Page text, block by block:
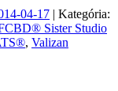
04-17 | Kategória:
Sister Studio
, Valizan